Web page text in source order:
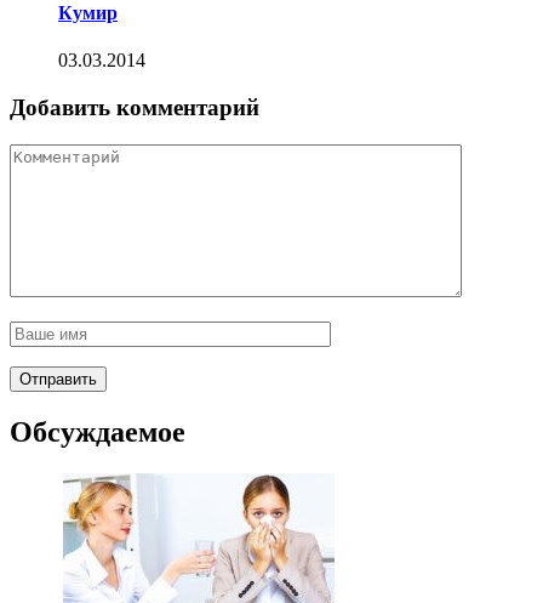
Кумир
03.03.2014
Добавить комментарий
Обсуждаемое